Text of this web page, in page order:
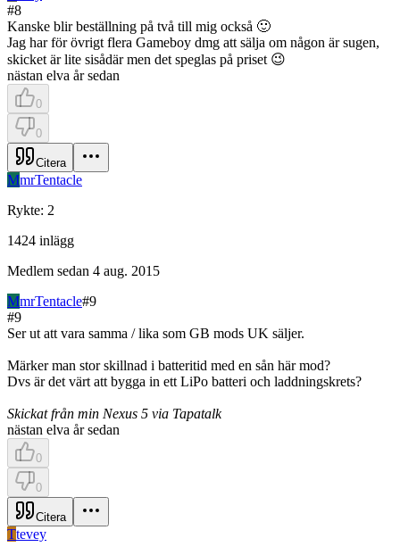
#8
Kanske blir beställning på två till mig också 🙂
Jag har för övrigt flera Gameboy dmg att sälja om någon är sugen,
skicket är lite sisådär men det speglas på priset 😉
nästan elva år sedan
0
0
Citera
MmrTentacle
Rykte: 2
1424 inlägg
Medlem sedan 4 aug. 2015
MmrTentacle#9
#9
Ser ut att vara samma / lika som GB mods UK säljer.
Märker man stor skillnad i batteritid med en sån här mod?
Dvs är det värt att bygga in ett LiPo batteri och laddningskrets?
Skickat från min Nexus 5 via Tapatalk
nästan elva år sedan
0
0
Citera
Ttevey